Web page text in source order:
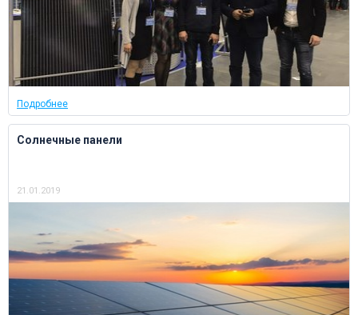
Подробнее
Солнечные панели
21.01.2019